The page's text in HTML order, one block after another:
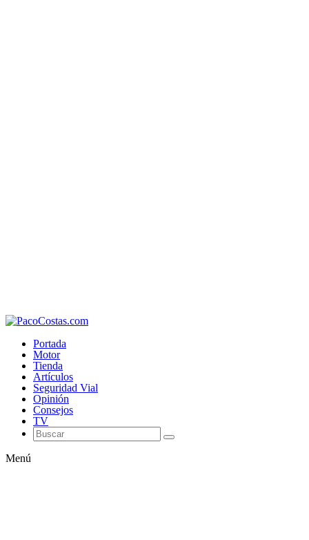
Portada
Motor
Tienda
Artículos
Seguridad Vial
Opinión
Consejos
TV
Menú